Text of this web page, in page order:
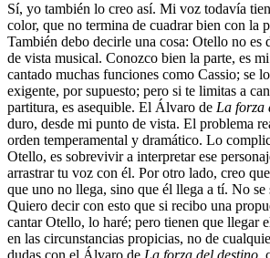
Sí, yo también lo creo así. Mi voz todavía
color, que no termina de cuadrar bien con la
También debo decirle una cosa: Otello no es
de vista musical. Conozco bien la parte, es
cantado muchas funciones como Cassio; se
exigente, por supuesto; pero si te limitas a
partitura, es asequible. El Álvaro de La forza
duro, desde mi punto de vista. El problema
orden temperamental y dramático. Lo
Otello, es sobrevivir a interpretar ese
arrastrar tu voz con él. Por otro lado, creo que
que uno no llega, sino que él llega a tí. No
Quiero decir con esto que si recibo una
cantar Otello, lo haré; pero tienen que llegar
en las circunstancias propicias, no de
dudas con el Álvaro de La forza del destino,